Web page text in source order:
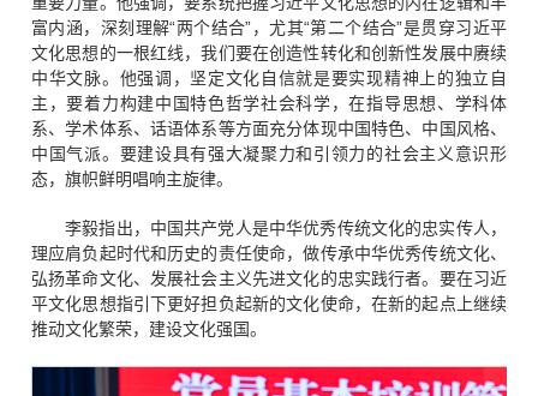
富内涵，深刻理解“两个结合”，尤其“第二个结合”是贯穿习近平
文化思想的一根红线，我们要在创造性转化和创新性发展中赓续
中华文脉。他强调，坚定文化自信就是要实现精神上的独立自
主，要着力构建中国特色哲学社会科学，在指导思想、学科体
系、学术体系、话语体系等方面充分体现中国特色、中国风格、
中国气派。要建设具有强大凝聚力和引领力的社会主义意识形
态，旗帜鲜明唱响主旋律。
李毅指出，中国共产党人是中华优秀传统文化的忠实传人，
理应肩负起时代和历史的责任使命，做传承中华优秀传统文化、
弘扬革命文化、发展社会主义先进文化的忠实践行者。要在习近
平文化思想指引下更好担负起新的文化使命，在新的起点上继续
推动文化繁荣，建设文化强国。